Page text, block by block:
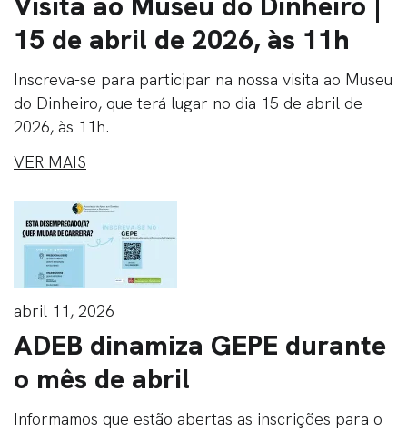
15 de abril de 2026, às 11h
Inscreva-se para participar na nossa visita ao Museu
do Dinheiro, que terá lugar no dia 15 de abril de
2026, às 11h.
VER MAIS
abril 11, 2026
ADEB dinamiza GEPE durante
o mês de abril
Informamos que estão abertas as inscrições para o